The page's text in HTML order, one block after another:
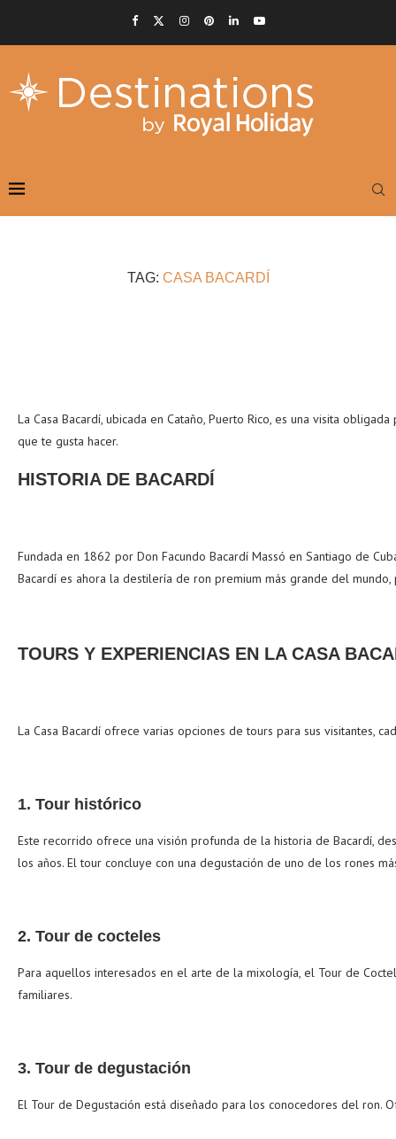
TAG: CASA BACARDÍ
La Casa Bacardí, ubicada en Cataño, Puerto Rico, es una visita
que te gusta hacer.
HISTORIA DE BACARDÍ
Fundada en 1862 por Don Facundo Bacardí Massó en Santiago de
Bacardí es ahora la destilería de ron premium más grande del
TOURS Y EXPERIENCIAS EN LA CASA
La Casa Bacardí ofrece varias opciones de tours para sus visitantes,
1. Tour histórico
Este recorrido ofrece una visión profunda de la historia de Bacardí,
los años. El tour concluye con una degustación de uno de los rones
2. Tour de cocteles
Para aquellos interesados en el arte de la mixología, el Tour de
familiares.
3. Tour de degustación
El Tour de Degustación está diseñado para los conocedores del ron.